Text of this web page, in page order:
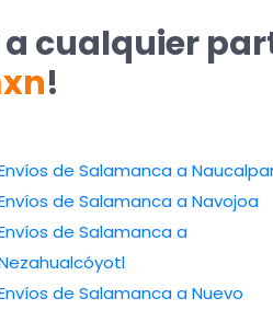
cualquier
!
de Salamanca a
de Salamanca a Navojoa
de Salamanca a
de Salamanca a Nuevo